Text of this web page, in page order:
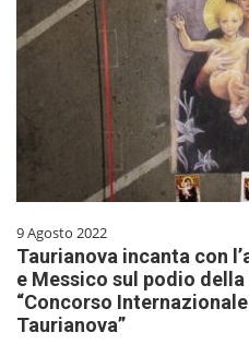
9 Agosto 2022
Taurianova incanta con
e Messico sul podio
“Concorso
Taurianova”